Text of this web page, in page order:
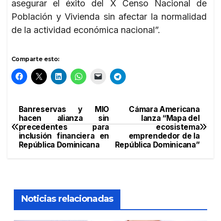
asegurar el éxito del X Censo Nacional de
Población y Vivienda sin afectar la normalidad
de la actividad económica nacional”.
Comparte esto:
Navegación
de
entradas
Cámara Americana
lanza “Mapa del
ecosistema
emprendedor de la
República Dominicana”
Banreservas y MIO
hacen alianza sin
precedentes para
inclusión financiera en
República Dominicana
Noticias relacionadas